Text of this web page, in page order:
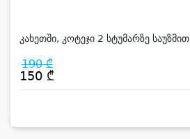
კახეთში, კოტეჯი 2 სტუმარზე საუზმით
190 ₾
150 ₾